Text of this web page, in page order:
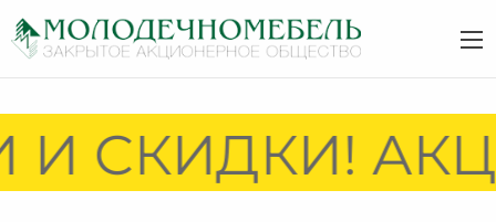
СКИДКИ!